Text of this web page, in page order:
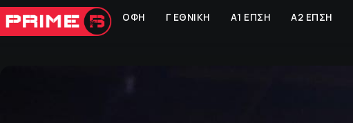
ΟΦΗ Γ ΕΘΝΙΚΗ Α1 ΕΠΣΗ Α2 ΕΠΣΗ